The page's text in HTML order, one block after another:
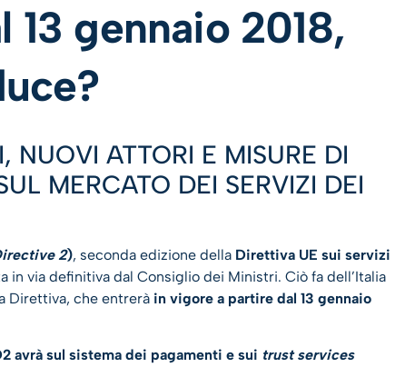
gennaio 2018,
NUOVI ATTORI E MISURE DI
MERCATO DEI SERVIZI DEI
2), seconda edizione della Direttiva UE sui servizi
in via definitiva dal Consiglio dei Ministri. Ciò fa dell’Italia
Direttiva, che entrerà in vigore a partire dal 13 gennaio
avrà sul sistema dei pagamenti e sui trust services